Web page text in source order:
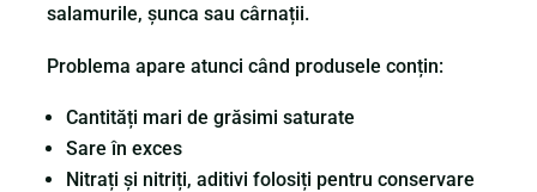
salamurile, șunca sau cârnații.
Problema apare atunci când produsele conțin:
Cantități mari de grăsimi saturate
Sare în exces
Nitrați și nitriți, aditivi folosiți pentru conservare